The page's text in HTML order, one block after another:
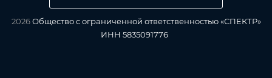
2026Общество с ограниченной ответственностью «СПЕКТР»
ИНН 5835091776